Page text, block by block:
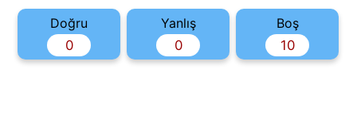
Doğru
0
Yanlış
0
Boş
10